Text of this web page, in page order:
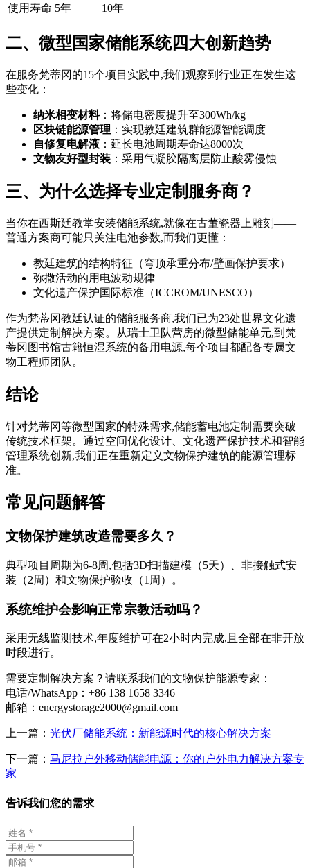
使用寿命 5年 10年
二、微型国家储能系统四大创新趋势
在服务梵蒂冈的15个项目实践中,我们观察到行业正在发生这
些变化：
纳米相变材料：将储电密度提升至300Wh/kg
区块链能源管理 ：实现教廷建筑群能源智能调度
自修复电解液 ：延长电池周期寿命达8000次
文物友好型封装 ：采用气凝胶隔离层防止酸雾侵蚀
三、为什么选择专业定制服务商？
当你在西斯廷教堂安装储能系统,就像在古董瓷器上雕刻——
普通方案商可能只关注电池参数,而我们更懂：
教廷建筑的结构特征（穹顶承重分布/壁画保护要求）
弥撒活动的用电波动规律
文化遗产保护国际标准（ICCROM/UNESCO）
作为梵蒂冈教廷认证的储能服务商,我们已为23处世界文化遗
产提供定制解决方案。从瑞士卫队营房的微型储能单元,到梵
蒂冈图书馆古籍恒湿系统的备用电源,每个项目都配备专属文
物工程师团队。
结论
针对梵蒂冈等微型国家的特殊需求,储能蓄电池定制需要突破
传统技术框架。通过空间优化设计、文化遗产保护技术和智能
管理系统创新,我们正在重新定义文物保护建筑的能源管理标
准。
常见问题解答
文物保护建筑改造需要多久？
典型项目周期为6-8周,包括3D扫描建模（5天）、非接触式安
装（2周）和文物保护验收（1周）。
系统维护会影响正常宗教活动吗？
采用无线监测技术,年度维护可在2小时内完成,且全部在非开放
时段进行。
需要定制解决方案？请联系我们的文物保护能源专家：
电话/WhatsApp：+86 138 1658 3346
邮箱： energystorage2000@gmail.com
上一篇： 光伏厂储能系统：新能源时代的核心解决方案
下一篇： 马尼拉户外移动储能电源：你的户外电力解决方案专
家
告诉我们您的需求